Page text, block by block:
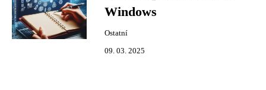
Windows
Ostatní
09. 03. 2025